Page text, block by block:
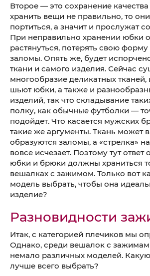
Второе — это сохранение
хранить вещи не правильно, то
портиться, а значит и прослужат
При неправильно хранении юбки
растянуться, потерять свою
заломы. Опять же, будет
ткани и самого изделия. Сейчас
многообразие деликатных тканей,
шьют юбки, а также и
изделий, так что складывание
полку, как обычные футболки —
подойдет. Что касается мужских
такие же аргументы. Ткань может
образуются заломы, а «стрелка»
вовсе исчезает. Поэтому тут
юбки и брюки должны храниться
вешалках с зажимом. Только вот
модель выбрать, чтобы она
изделие?
Разновидности
Итак, с категорией плечиков мы
Однако, среди вешалок с
немало различных моделей.
лучше всего выбрать?